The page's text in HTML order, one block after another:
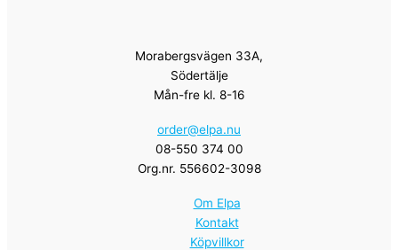
Morabergsvägen 33A,
Södertälje
Mån-fre kl. 8-16
order@elpa.nu
08-550 374 00
Org.nr. 556602-3098
Om Elpa
Kontakt
Köpvillkor